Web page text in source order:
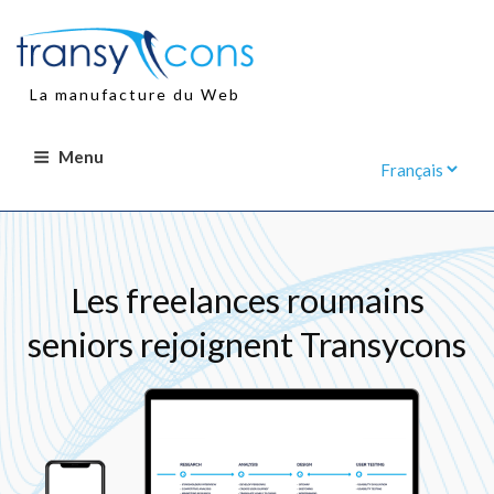
contenu
principalLa manufacture du Web
Menu
Les freelances roumains
seniors rejoignent Transycons